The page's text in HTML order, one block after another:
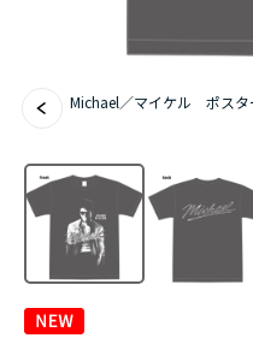
Michael／マイケル ポスタ